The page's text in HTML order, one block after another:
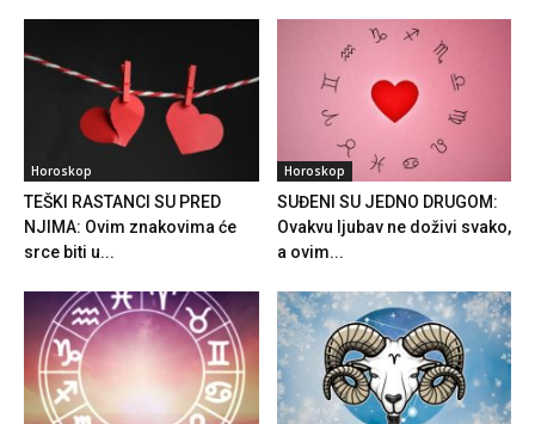
Horoskop
TEŠKI RASTANCI SU PRED
NJIMA: Ovim znakovima će
srce biti u...
Horoskop
SUĐENI SU JEDNO DRUGOM:
Ovakvu ljubav ne doživi svako,
a ovim...